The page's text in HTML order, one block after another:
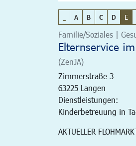
A B C D E
Familie/Soziales |
Elternservice
(ZenJA)
Zimmerstraße 3
63225 Langen
Dienstleistungen:
Kinderbetreuung in
AKTUELLER